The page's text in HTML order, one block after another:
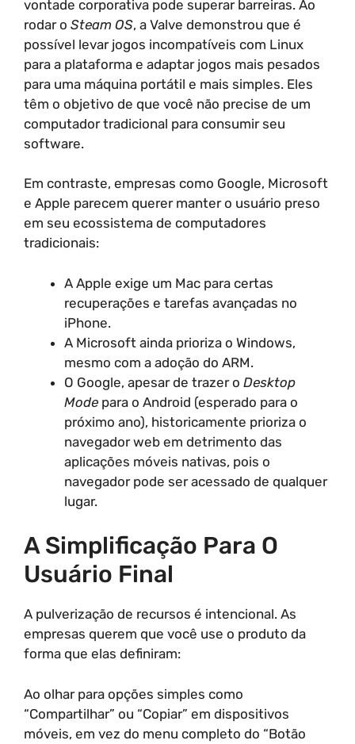
vontade corporativa pode superar barreiras. Ao
rodar o Steam OS, a Valve demonstrou que é
possível levar jogos incompatíveis com Linux
para a plataforma e adaptar jogos mais pesados
para uma máquina portátil e mais simples. Eles
têm o objetivo de que você não precise de um
computador tradicional para consumir seu
software.
Em contraste, empresas como Google, Microsoft
e Apple parecem querer manter o usuário preso
em seu ecossistema de computadores
tradicionais:
A Apple exige um Mac para certas
recuperações e tarefas avançadas no
iPhone.
A Microsoft ainda prioriza o Windows,
mesmo com a adoção do ARM.
O Google, apesar de trazer o Desktop
Mode para o Android (esperado para o
próximo ano), historicamente prioriza o
navegador web em detrimento das
aplicações móveis nativas, pois o
navegador pode ser acessado de qualquer
lugar.
A Simplificação Para O
Usuário Final
A pulverização de recursos é intencional. As
empresas querem que você use o produto da
forma que elas definiram:
Ao olhar para opções simples como
“Compartilhar” ou “Copiar” em dispositivos
móveis, em vez do menu completo do “Botão